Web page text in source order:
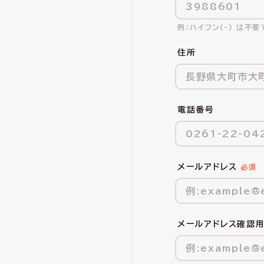
ハイフン(-) は不要
住所
電話番号
メールアドレス
メールアドレス確認